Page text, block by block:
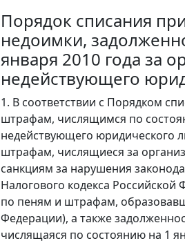
Порядок списания
недоимки,
января 2010 года за
недействующего
1. В соответствии с Порядком
штрафам, числящимся по
недействующего юридического
штрафам, числящиеся за
санкциям за нарушения
Налогового кодекса
по пеням и штрафам,
Федерации), а также
числящаяся по состоянию на 1